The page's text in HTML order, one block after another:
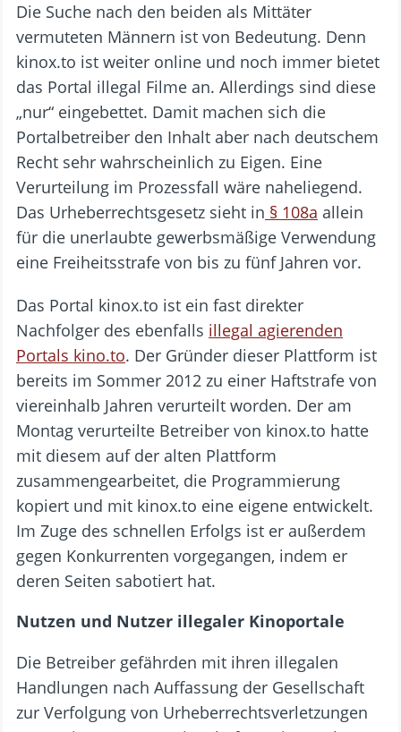
Die Suche nach den beiden als Mittäter
vermuteten Männern ist von Bedeutung. Denn
kinox.to ist weiter online und noch immer bietet
das Portal illegal Filme an. Allerdings sind diese
„nur“ eingebettet. Damit machen sich die
Portalbetreiber den Inhalt aber nach deutschem
Recht sehr wahrscheinlich zu Eigen. Eine
Verurteilung im Prozessfall wäre naheliegend.
Das Urheberrechtsgesetz sieht in § 108a allein
für die unerlaubte gewerbsmäßige Verwendung
eine Freiheitsstrafe von bis zu fünf Jahren vor.
Das Portal kinox.to ist ein fast direkter
Nachfolger des ebenfalls illegal agierenden
Portals kino.to. Der Gründer dieser Plattform ist
bereits im Sommer 2012 zu einer Haftstrafe von
viereinhalb Jahren verurteilt worden. Der am
Montag verurteilte Betreiber von kinox.to hatte
mit diesem auf der alten Plattform
zusammengearbeitet, die Programmierung
kopiert und mit kinox.to eine eigene entwickelt.
Im Zuge des schnellen Erfolgs ist er außerdem
gegen Konkurrenten vorgegangen, indem er
deren Seiten sabotiert hat.
Nutzen und Nutzer illegaler Kinoportale
Die Betreiber gefährden mit ihren illegalen
Handlungen nach Auffassung der Gesellschaft
zur Verfolgung von Urheberrechtsverletzungen